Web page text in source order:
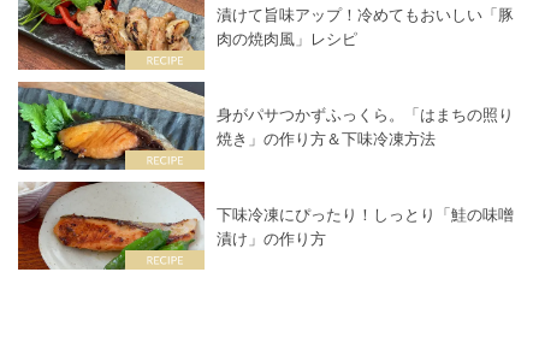
漬けて旨味アップ！冷めてもおいしい「豚
肉の焼肉風」レシピ
身がパサつかずふっくら。「はまちの照り
焼き」の作り方＆下味冷凍方法
下味冷凍にぴったり！しっとり「鮭の味噌
漬け」の作り方